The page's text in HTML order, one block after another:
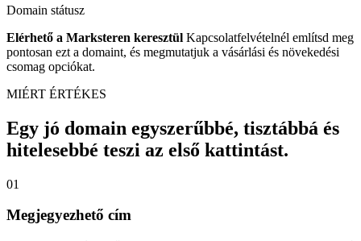
Domain státusz
Elérhető a Marksteren keresztül Kapcsolatfelvételnél említsd meg
pontosan ezt a domaint, és megmutatjuk a vásárlási és növekedési
csomag opciókat.
MIÉRT ÉRTÉKES
Egy jó domain egyszerűbbé, tisztábbá és
hitelesebbé teszi az első kattintást.
01
Megjegyezhető cím